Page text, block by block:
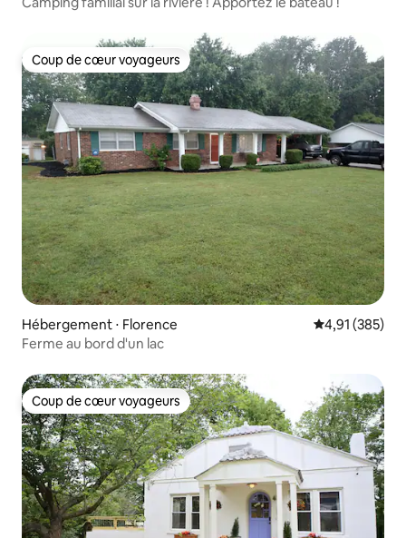
Coup de cœur voyageurs
Coup de cœur voyageurs
Hébergement ⋅ Florence Évaluation
4,91 (385)
Ferme au bord d'un lac
Coup de cœur voyageurs
Coup de cœur voyageurs